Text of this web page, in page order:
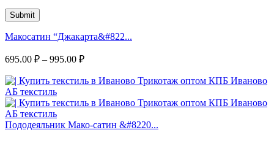
Макосатин “Джакарта&#822...
695.00 ₽ – 995.00 ₽
Пододеяльник Мако-сатин &#8220...